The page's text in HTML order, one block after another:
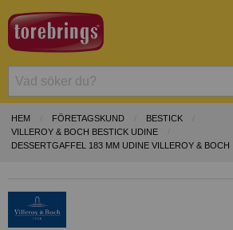
HEM FÖRETAGSKUND
BESTICK
VILLEROY & BOCH BESTICK UDINE
DESSERTGAFFEL 183 MM UDINE VILLEROY & BOCH